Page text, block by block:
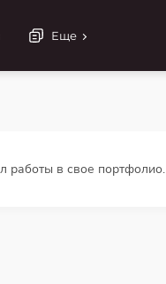
Еще
работы в свое портфолио.